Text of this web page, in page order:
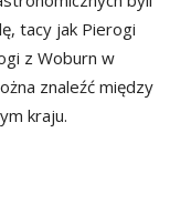
tacy jak Pierogi
z Woburn w
znaleźć między
kraju.